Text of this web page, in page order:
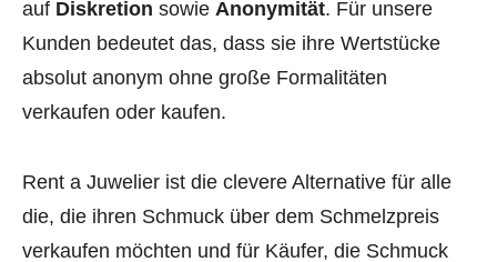
auf Diskretion sowie Anonymität. Für unsere
Kunden bedeutet das, dass sie ihre Wertstücke
absolut anonym ohne große Formalitäten
verkaufen oder kaufen.
Rent a Juwelier ist die clevere Alternative für alle
die, die ihren Schmuck über dem Schmelzpreis
verkaufen möchten und für Käufer, die Schmuck